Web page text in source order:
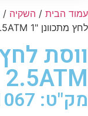
עמוד הבית / השקיה /
לחץ מתכוונן "1 2.5ATM
2.5ATM
מק"ט: 2041067